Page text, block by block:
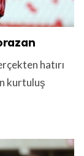
hatırı
kurtuluş